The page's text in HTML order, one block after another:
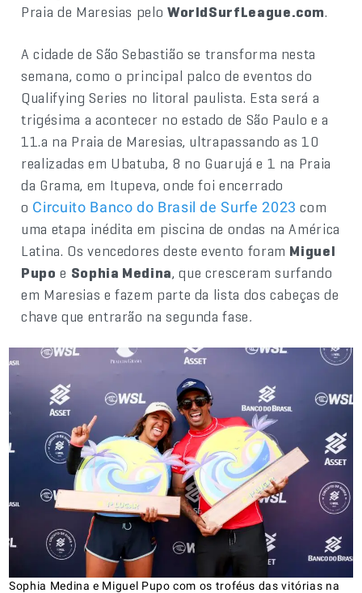
Praia de Maresias pelo WorldSurfLeague.com.
A cidade de São Sebastião se transforma nesta
semana, como o principal palco de eventos do
Qualifying Series no litoral paulista. Esta será a
trigésima a acontecer no estado de São Paulo e a
11.a na Praia de Maresias, ultrapassando as 10
realizadas em Ubatuba, 8 no Guarujá e 1 na Praia
da Grama, em Itupeva, onde foi encerrado
o Circuito Banco do Brasil de Surfe 2023 com
uma etapa inédita em piscina de ondas na América
Latina. Os vencedores deste evento foram Miguel
Pupo e Sophia Medina, que cresceram surfando
em Maresias e fazem parte da lista dos cabeças de
chave que entrarão na segunda fase.
Sophia Medina e Miguel Pupo com os troféus das vitórias na